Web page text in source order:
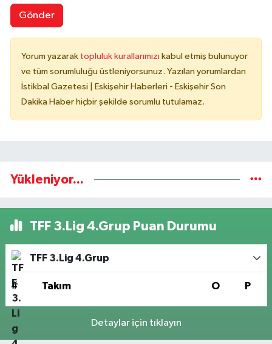
Gönder
Yorum yazarak topluluk kurallarımızı kabul etmiş bulunuyor
ve tüm sorumluluğu üstleniyorsunuz. Yazılan yorumlardan
İstikbal Gazetesi | Eskişehir Haberleri - Eskişehir Son
Dakika Haber hiçbir şekilde sorumlu tutulamaz.
Yükleniyor...
TFF 3.Lig 4.Grup Puan Durumu
TFF 3.Lig 4.Grup
# Takım O P
Detaylar için tıklayın